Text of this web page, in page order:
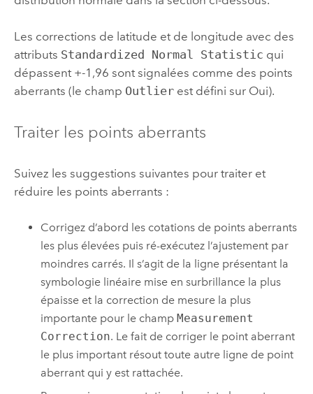
Les corrections de latitude et de longitude avec des
attributs Standardized Normal Statistic qui
dépassent +-1,96 sont signalées comme des points
aberrants (le champ Outlierest défini sur Oui).
Traiter les points aberrants
Suivez les suggestions suivantes pour traiter et
réduire les points aberrants :
Corrigez d’abord les cotations de points aberrants
les plus élevées puis ré-exécutez l’ajustement par
moindres carrés. Il s’agit de la ligne présentant la
symbologie linéaire mise en surbrillance la plus
épaisse et la correction de mesure la plus
importante pour le champ Measurement
Correction. Le fait de corriger le point aberrant
le plus important résout toute autre ligne de point
aberrant qui y est rattachée.